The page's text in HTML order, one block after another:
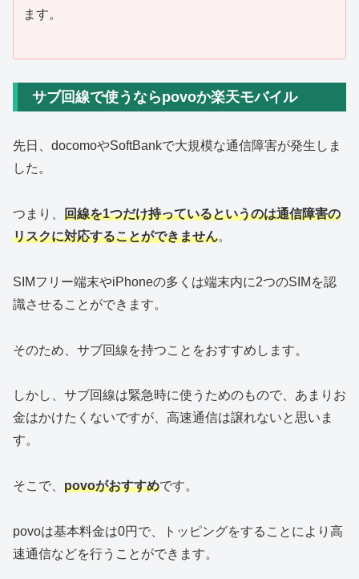
ます。
サブ回線で使うならpovoか楽天モバイル
先日、docomoやSoftBankで大規模な通信障害が発生しま
した。
つまり、 回線を1つだけ持っているというのは通信障害の
リスクに対応することができません。
SIMフリー端末やiPhoneの多くは端末内に2つのSIMを認
識させることができます。
そのため、サブ回線を持つことをおすすめします。
しかし、サブ回線は緊急時に使うためのもので、あまりお
金はかけたくないですが、高速通信は譲れないと思いま
す。
そこで、 povoがおすすめです。
povoは基本料金は0円で、トッピングをすることにより高
速通信などを行うことができます。